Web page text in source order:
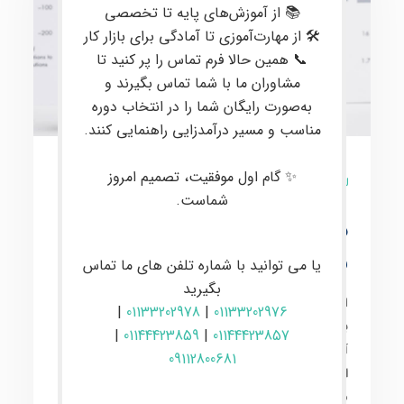
دوره ی حضوری پیشرفته
معامله گری ارز دیجیتال
این دوره برای علاقمندان به معاملات در بازارهای مالی
بین‌المللی
مانندکریپتووفارکسارائه می‌شود. در این
آموزشی پیشرفته
، مفاهیم کلیدی و تخصصی مانند
اکشن
مدیریت سرمایه حرفه‌ای
📚 از آموزش‌های پایه تا تخصصی
🛠 از مهارت‌آموزی تا آمادگی برای بازار کار
📞 همین حالا فرم تماس را پر کنید تا
مشاوران ما با شما تماس بگیرند و
به‌صورت رایگان شما را در انتخاب دوره
مناسب و مسیر درآمدزایی راهنمایی کنند.
✨ گام اول موفقیت، تصمیم امروز
شماست.
یا می توانید با شماره تلفن های ما تماس
بگیرید
01133202976
|
01133202978
|
01144423857
|
01144423859
|
09112800681